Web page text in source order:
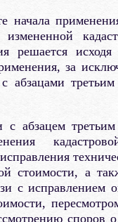
начала
решается
за
абзацами
с абзацем
стоимости, а
с
споров о